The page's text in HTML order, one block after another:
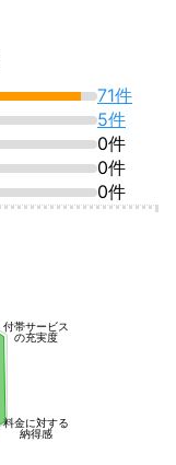
71件
5件
0件
0件
0件
付帯サービス
の充実度
料金に対する
納得感